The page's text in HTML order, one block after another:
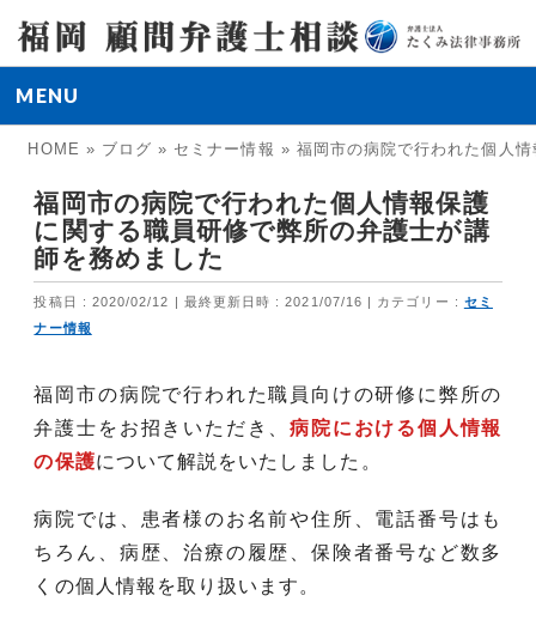
MENU
HOME » ブログ » セミナー情報 » 福岡市の病院で行われた個人
福岡市の病院で行われた個人情報保護
に関する職員研修で弊所の弁護士が講
師を務めました
投稿日 : 2020/02/12 最終更新日時 : 2021/07/16 カテゴリー : セミ
ナー情報
福岡市の病院で行われた職員向けの研修に弊所の
弁護士をお招きいただき、病院における個人情報
の保護について解説をいたしました。
病院では、患者様のお名前や住所、電話番号はも
ちろん、病歴、治療の履歴、保険者番号など数多
くの個人情報を取り扱います。